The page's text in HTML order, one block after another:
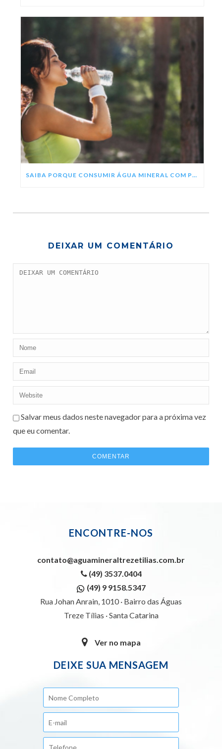
SAIBA PORQUE CONSUMIR ÁGUA MINERAL COM PH ALCALINO
DEIXAR UM COMENTÁRIO
Salvar meus dados neste navegador para a próxima vez
que eu comentar.
ENCONTRE-NOS
contato@aguamineraltrezetilias.com.br
(49) 3537.0404
(49) 9 9158.5347
Rua Johan Anrain, 1010 · Bairro das Águas
Treze Tílias · Santa Catarina
Ver no mapa
DEIXE SUA MENSAGEM